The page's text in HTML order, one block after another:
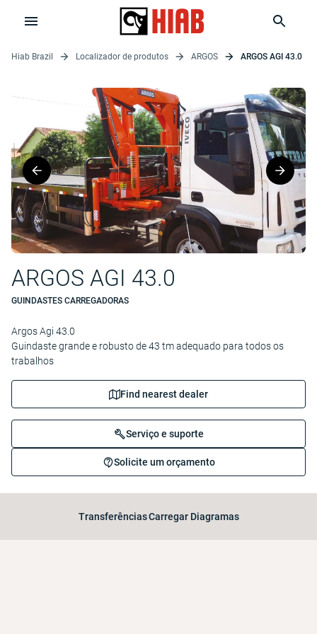
Hiab Brazil Localizador de produtos ARGOS ARGOS AGI 43.0
ARGOS AGI 43.0
GUINDASTES CARREGADORAS
Argos Agi 43.0
Guindaste grande e robusto de 43 tm adequado para todos os
trabalhos
Find nearest dealer
Serviço e suporte
Solicite um orçamento
TransferênciasCarregar Diagramas